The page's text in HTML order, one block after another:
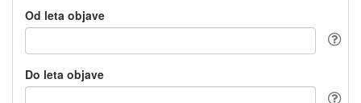
Od leta objave
Do leta objave